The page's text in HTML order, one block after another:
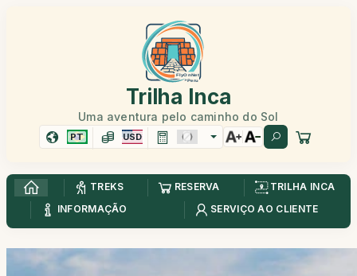
Trilha Inca
Uma aventura pelo caminho do Sol
PT USD
TREKS RESERVA
TRILHA INCA
INFORMAÇÃO
SERVIÇO AO CLIENTE